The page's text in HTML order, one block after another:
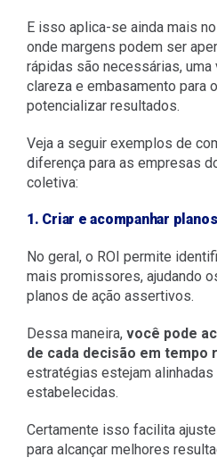
E isso aplica-se ainda mais
onde margens podem ser
rápidas são necessárias,
clareza e embasamento para
potencializar resultados.
Veja a seguir exemplos de
diferença para as empresas
coletiva:
1. Criar e acompanhar
No geral, o ROI permite
mais promissores, ajudando
planos de ação assertivos.
Dessa maneira,você pode
de cada decisão em tempo
estratégias estejam
estabelecidas.
Certamente isso facilita
para alcançar melhores